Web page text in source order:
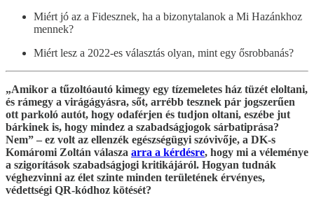
Miért jó az a Fidesznek, ha a bizonytalanok a Mi Hazánkhoz
mennek?
Miért lesz a 2022-es választás olyan, mint egy ősrobbanás?
„Amikor a tűzoltóautó kimegy egy tízemeletes ház tüzét eloltani,
és rámegy a virágágyásra, sőt, arrébb tesznek pár jogszerűen
ott parkoló autót, hogy odaférjen és tudjon oltani, eszébe jut
bárkinek is, hogy mindez a szabadságjogok sárbatiprása?
Nem” – ez volt az ellenzék egészségügyi szóvivője, a DK-s
Komáromi Zoltán válasza arra a kérdésre, hogy mi a véleménye
a szigorítások szabadságjogi kritikájáról. Hogyan tudnák
véghezvinni az élet szinte minden területének érvényes,
védettségi QR-kódhoz kötését?